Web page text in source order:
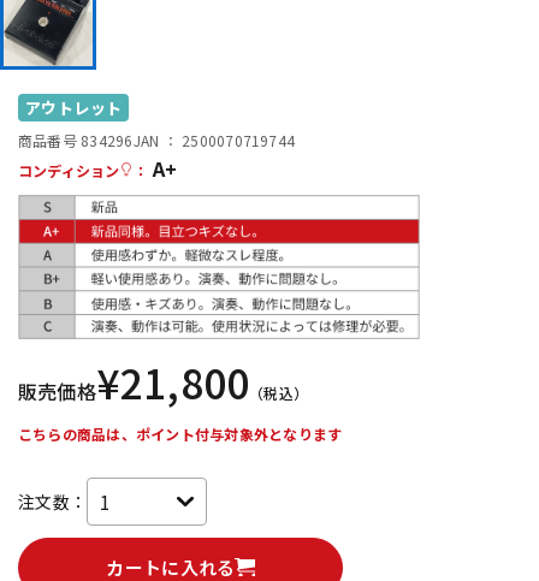
配信/ライブ機器
中古 ヴィンテージ
アウトレット
商品番号 834296JAN ： 2500070719744
コンディション
： A+
販売価格¥21,800 （税込）
こちらの商品は、ポイント付与対象外となります
注文数：
カートに入れる